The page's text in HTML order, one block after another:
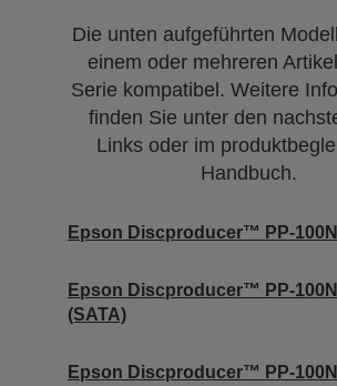
Die unten aufgeführten
einem oder mehreren
Serie kompatibel. Weitere
finden Sie unter den
Links oder im
Handbuch.
Epson Discproducer™ PP-100N
Epson Discproducer™ PP-100N
(SATA)
Epson Discproducer™ PP-100N